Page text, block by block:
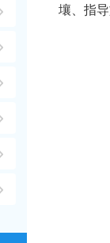
壤、指导